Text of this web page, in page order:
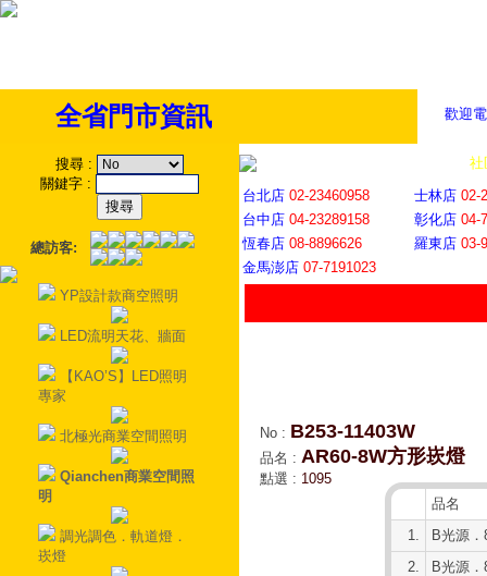
歡迎
全省門市資訊
搜尋 :
關鍵字 :
總訪客:
YP設計款商空照明
LED流明天花、牆面
【KAO’S】LED照明
專家
北極光商業空間照明
Qianchen商業空間照
明
調光調色．軌道燈．
崁燈
社
台北店 02-23460958 士林店 02-
台中店 04-23289158 彰化店 04-
恆春店 08-8896626 羅東店 03-
金馬澎店 07-7191023
No : B253-11403W
品名 : AR60-8W方形崁燈
點選 : 1095
品名
1.
B光源
2.
B光源